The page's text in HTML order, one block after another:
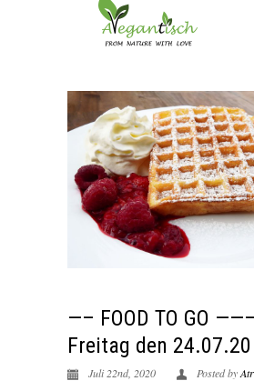
—– FOOD TO GO
Freitag den 24.07.20
Juli 22nd, 2020 Posted by